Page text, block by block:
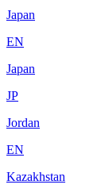
Japan
EN
Japan
JP
Jordan
EN
Kazakhstan